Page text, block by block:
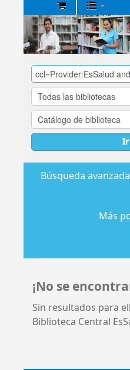
Biblioteca
Central
EsSalud
Ir
Búsqueda avanzada
Más
¡No se
Sin resultados para
Biblioteca Central